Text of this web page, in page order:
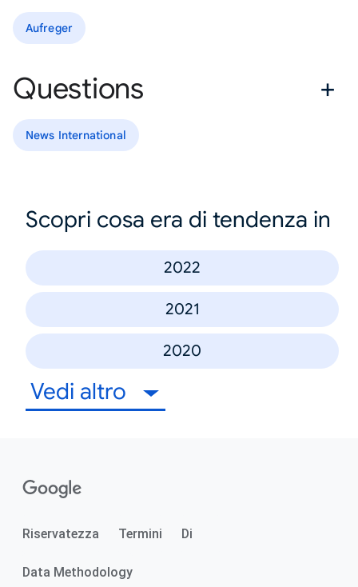
Aufreger
Questions
News International
Scopri cosa era di tendenza in
2022
2021
2020
Vedi altro
Riservatezza Termini Di
Data Methodology